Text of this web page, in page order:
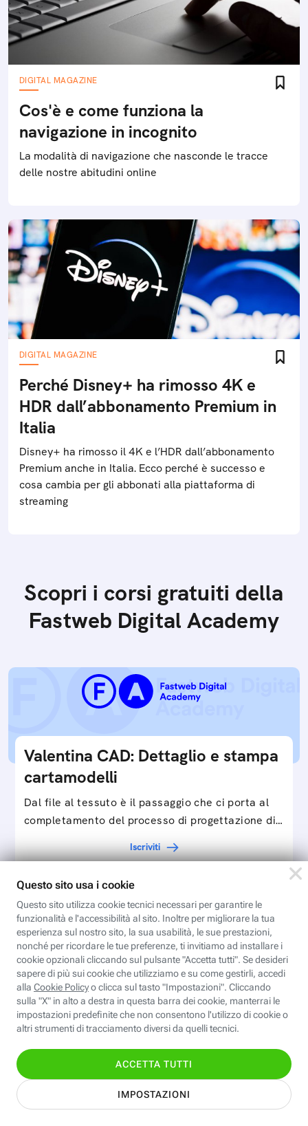
DIGITAL MAGAZINE
Cos'è e come funziona la
navigazione in incognito
La modalità di navigazione che nasconde le tracce
delle nostre abitudini online
DIGITAL MAGAZINE
Perché Disney+ ha rimosso 4K e
HDR dall’abbonamento Premium in
Italia
Disney+ ha rimosso il 4K e l’HDR dall’abbonamento
Premium anche in Italia. Ecco perché è successo e
cosa cambia per gli abbonati alla piattaforma di
streaming
Scopri i corsi gratuiti della
Fastweb Digital Academy
Valentina CAD: Dettaglio e stampa
cartamodelli
Dal file al tessuto è il passaggio che ci porta al
completamento del processo di progettazione di
e…
Iscriviti
Valentina CAD: Cartamodelli
Modelli digitali apre le porte alla modellistica
digitale con il software Valentina CAD, free e
open source: partendo dall’esercizio del video…